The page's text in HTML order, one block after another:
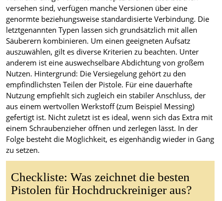
versehen sind, verfügen manche Versionen über eine
genormte beziehungsweise standardisierte Verbindung. Die
letztgenannten Typen lassen sich grundsätzlich mit allen
Säuberern kombinieren. Um einen geeigneten Aufsatz
auszuwählen, gilt es diverse Kriterien zu beachten. Unter
anderem ist eine auswechselbare Abdichtung von großem
Nutzen. Hintergrund: Die Versiegelung gehört zu den
empfindlichsten Teilen der Pistole. Für eine dauerhafte
Nutzung empfiehlt sich zugleich ein stabiler Anschluss, der
aus einem wertvollen Werkstoff (zum Beispiel Messing)
gefertigt ist. Nicht zuletzt ist es ideal, wenn sich das Extra mit
einem Schraubenzieher öffnen und zerlegen lässt. In der
Folge besteht die Möglichkeit, es eigenhändig wieder in Gang
zu setzen.
Checkliste: Was zeichnet die besten
Pistolen für Hochdruckreiniger aus?